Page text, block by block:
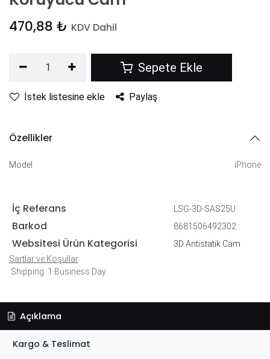
470,88 ₺ KDV Dahil
Sepete Ekle
İstek listesine ekle Paylaş
Özellikler
Model iPhone
İç Referans LSG-3D-SAS25U
Barkod 8681506492302
Websitesi Ürün Kategorisi
3D Antistatik Cam
Şartlar ve Koşullar
Shipping: 1 Business Day
Açıklama
Kargo & Teslimat